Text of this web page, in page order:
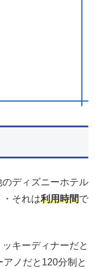
ディズニーホテル
それは利用時間で
キーディナーだと
ノだと120分制と